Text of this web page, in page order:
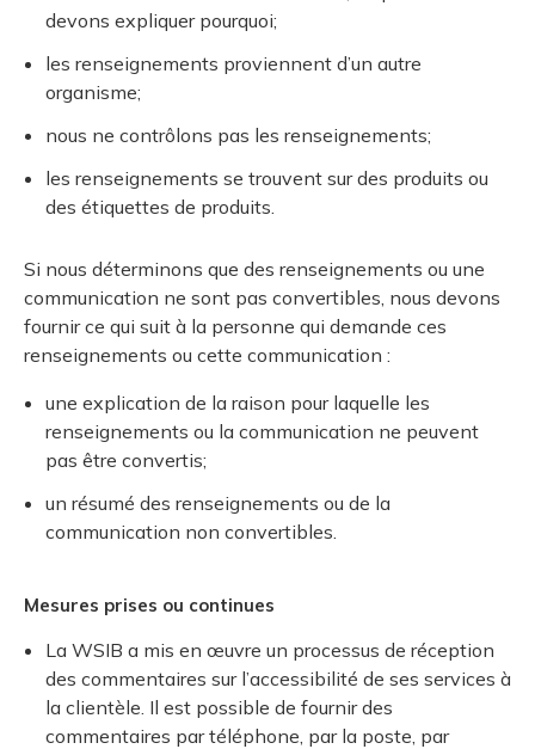
devons expliquer pourquoi;
les renseignements proviennent d’un autre
organisme;
nous ne contrôlons pas les renseignements;
les renseignements se trouvent sur des produits ou
des étiquettes de produits.
Si nous déterminons que des renseignements ou une
communication ne sont pas convertibles, nous devons
fournir ce qui suit à la personne qui demande ces
renseignements ou cette communication :
une explication de la raison pour laquelle les
renseignements ou la communication ne peuvent
pas être convertis;
un résumé des renseignements ou de la
communication non convertibles.
Mesures prises ou continues
La WSIB a mis en œuvre un processus de réception
des commentaires sur l’accessibilité de ses services à
la clientèle. Il est possible de fournir des
commentaires par téléphone, par la poste, par